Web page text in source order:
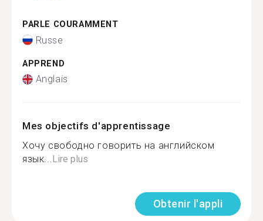
PARLE COURAMMENT
Russe
APPREND
Anglais
Mes objectifs d'apprentissage
Хочу свободно говорить на английском
язык...Lire plus
Obtenir l'appli